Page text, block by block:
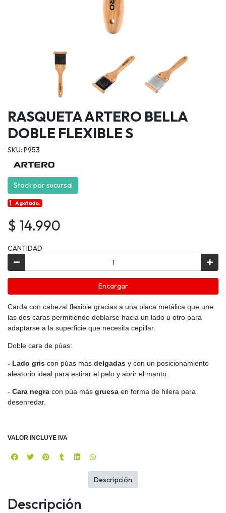
RASQUETA ARTERO BELLA
DOBLE FLEXIBLE S
SKU: P953
Stock por sucursal
Agotado.
$ 14.990
CANTIDAD
Encargar
Carda con cabezal flexible gracias a una placa metálica que une
las dos caras permitiendo doblarse hacia un lado u otro para
adaptarse a la superficie que necesita cepillar.
Doble cara de púas:
- Lado gris con púas más delgadas y con un posicionamiento
aleatorio ideal para estirar el pelo y abrir el manto.
- Cara negra con púa más gruesa en forma de hilera para
desenredar.
VALOR INCLUYE IVA
Descripción
Descripción